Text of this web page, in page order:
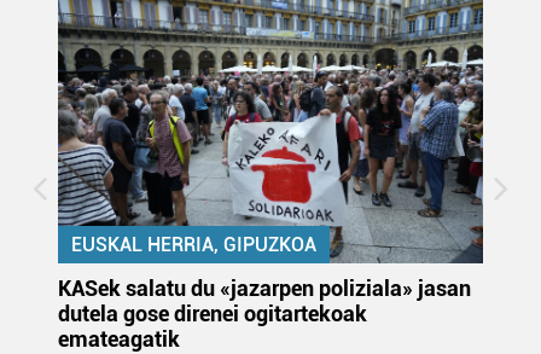
EUSKAL HERRIA, GIPUZKOA
KASek salatu du «jazarpen poliziala» jasan
dutela gose direnei ogitartekoak
emateagatik